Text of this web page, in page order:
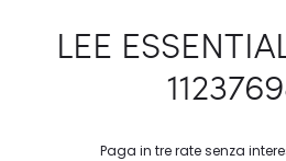
LEE
Paga in tre rate senza